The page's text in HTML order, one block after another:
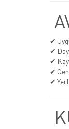
✔
✔
✔
✔
✔